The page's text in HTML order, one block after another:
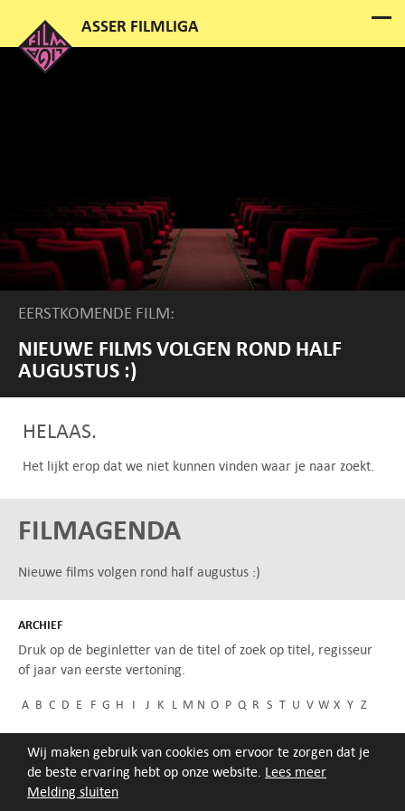
Melding sluiten
Wij maken gebruik van cookies om ervoor te zorgen dat je
de beste ervaring hebt op onze website. Lees meer
EERSTKOMENDE FILM:
NIEUWE FILMS VOLGEN ROND HALF
AUGUSTUS :)
HELAAS.
Het lijkt erop dat we niet kunnen vinden waar je naar zoekt.
FILMAGENDA
Nieuwe films volgen rond half augustus :)
ARCHIEF
Druk op de beginletter van de titel of zoek op titel, regisseur
of jaar van eerste vertoning.
A B C D E F G H I J K L M N O P Q R S T U V W X Y Z